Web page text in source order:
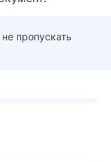
пропускать